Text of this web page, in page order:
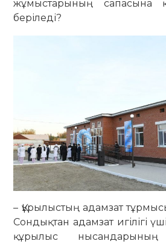
жұмыстарының сапасына
беріледі?
– Құрылыстың адамзат
Сондықтан адамзат игілігі
құрылыс